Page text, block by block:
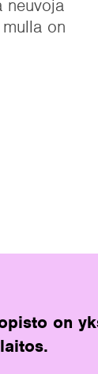
neuvoja
on
on